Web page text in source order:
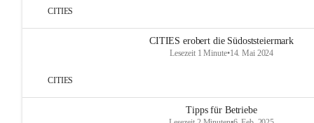
CITIES
CITIES erobert die Südoststeiermark
Lesezeit 1 Minute•14. Mai 2024
CITIES
Tipps für Betriebe